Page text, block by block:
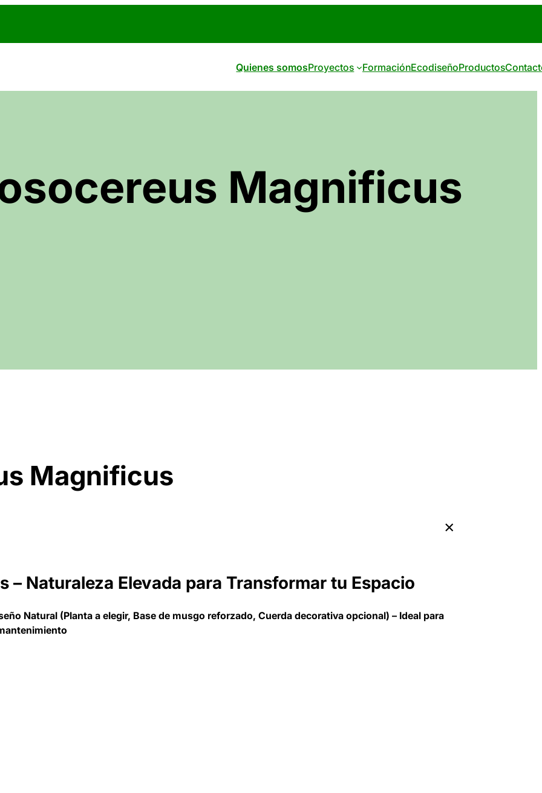
Quienes somosProyectos FormaciónEcodiseñoProductos
Magnificus
Magnificus
– Naturaleza Elevada para Transformar tu Espacio
Natural (Planta a elegir, Base de musgo reforzado, Cuerda decorativa opcional) – Ideal para